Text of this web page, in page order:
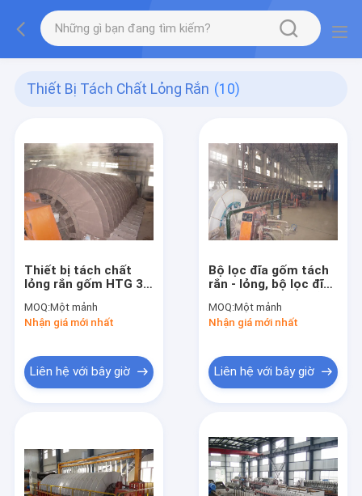
Thiết Bị Tách Chất Lỏng Rắn (10)
Thiết bị tách chất
lỏng rắn gốm HTG 30
chân không cao
MOQ:Một mảnh
Nhận giá mới nhất
Liên hệ với bây giờ
Bộ lọc đĩa gốm tách
rắn - lỏng, bộ lọc đĩa
dàng
MOQ:Một mảnh
Nhận giá mới nhất
Liên hệ với bây giờ